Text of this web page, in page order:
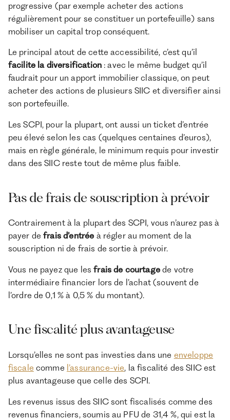
progressive (par exemple acheter des actions
régulièrement pour se constituer un portefeuille) sans
mobiliser un capital trop conséquent.
Le principal atout de cette accessibilité, c’est qu’il
facilite la diversification: avec le même budget qu’il
faudrait pour un apport immobilier classique, on peut
acheter des actions de plusieurs SIIC et diversifier ainsi
son portefeuille.
Les SCPI, pour la plupart, ont aussi un ticket d’entrée
peu élevé selon les cas (quelques centaines d’euros),
mais en règle générale, le minimum requis pour investir
dans des SIIC reste tout de même plus faible.
Pas de frais de souscription à prévoir
Contrairement à la plupart des SCPI, vous n’aurez pas à
payer defrais d’entrée à régler au moment de la
souscription ni de frais de sortie à prévoir.
Vous ne payez que lesfrais de courtagede votre
intermédiaire financier lors de l’achat (souvent de
l’ordre de 0,1 % à 0,5 % du montant).
Une fiscalité plus avantageuse
Lorsqu’elles ne sont pas investies dans une enveloppe
fiscale comme l’assurance-vie, la fiscalité des SIIC est
plus avantageuse que celle des SCPI.
Les revenus issus des SIIC sont fiscalisés comme des
revenus financiers, soumis au PFU de 31,4 %, qui est la